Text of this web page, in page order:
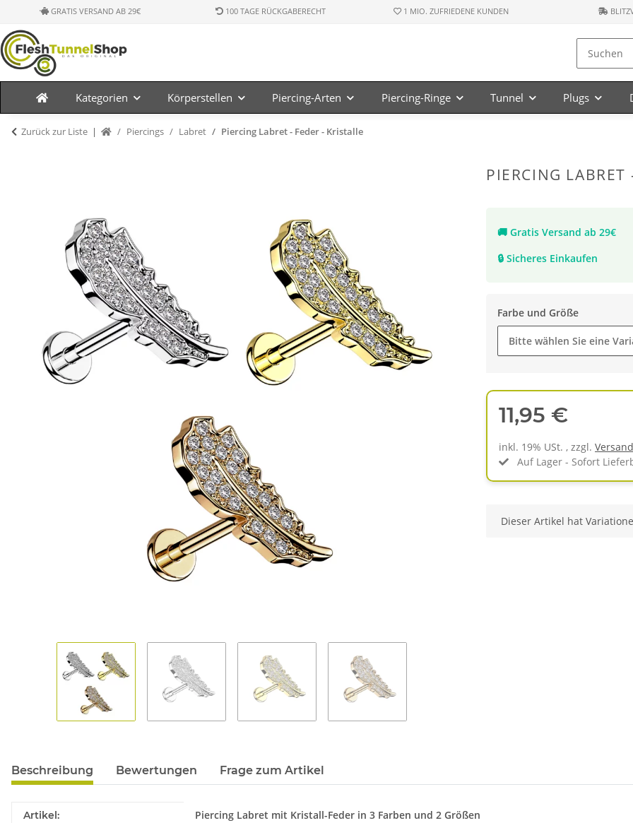
GRATIS VERSAND AB 29€ 100 TAGE RÜCKGABERECHT 1 MIO. ZUFRIEDENE KUNDEN
Kategorien Körperstellen Piercing-Arten Piercing-Ringe Tunnel Plugs
Zurück zur Liste Piercings Labret Piercing Labret - Feder - Kristalle
PIERCING
🚚 Gratis Versand ab 29€
🔒 Sicheres Einkaufen
Farbe und Größe
Bitte wählen Sie eine
11,95 €
inkl. 19% USt. , zzgl. Versand
Auf Lager - Sofort
x
Dieser Artikel hat
Beschreibung Bewertungen Frage zum Artikel
Produkteigenschaft
Wert
Artikel: Piercing Labret mit Kristall-Feder in 3 Farben und 2 Größen